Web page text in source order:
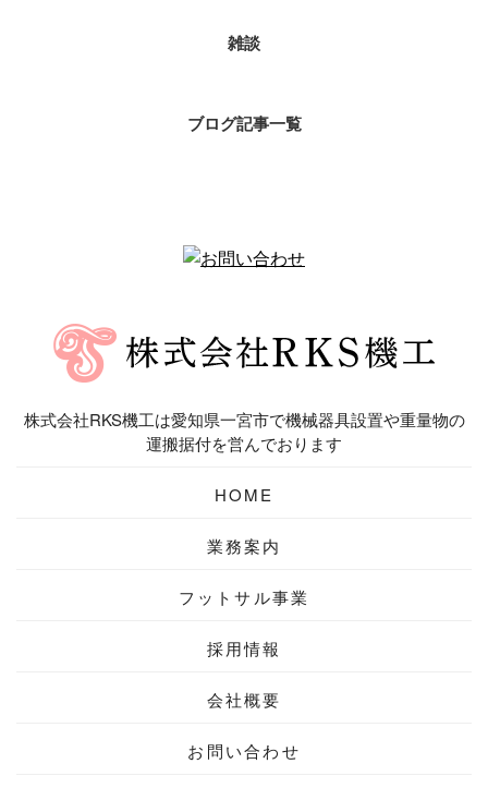
雑談
ブログ記事一覧
株式会社RKS機工は愛知県一宮市で機械器具設置や重量物の
運搬据付を営んでおります
HOME
業務案内
フットサル事業
採用情報
会社概要
お問い合わせ